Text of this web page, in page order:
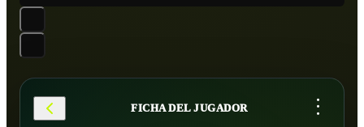
FICHA DEL JUGADOR ...